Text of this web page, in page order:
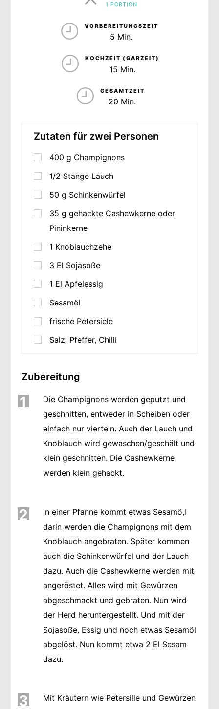
1 PORTION
VORBEREITUNGSZEIT
5 Min.
KOCHZEIT (GARZEIT)
15 Min.
GESAMTZEIT
20 Min.
Zutaten für zwei Personen
400 g Champignons
1/2 Stange Lauch
50 g Schinkenwürfel
35 g gehackte Cashewkerne oder
Pininkerne
1 Knoblauchzehe
3 El Sojasoße
1 El Apfelessig
Sesamöl
frische Petersiele
Salz, Pfeffer, Chilli
Zubereitung
1
Die Champignons werden geputzt und
geschnitten, entweder in Scheiben oder
einfach nur vierteln. Auch der Lauch und
Knoblauch wird gewaschen/geschält und
klein geschnitten. Die Cashewkerne
werden klein gehackt.
2
In einer Pfanne kommt etwas Sesamö,l
darin werden die Champignons mit dem
Knoblauch angebraten. Später kommen
auch die Schinkenwürfel und der Lauch
dazu. Auch die Cashewkerne werden mit
angeröstet. Alles wird mit Gewürzen
abgeschmackt und gebraten. Nun wird
der Herd heruntergestellt. Und mit der
Sojasoße, Essig und noch etwas Sesamöl
abgelöst. Nun kommt etwa 2 El Sesam
dazu.
3
Mit Kräutern wie Petersilie und Gewürzen